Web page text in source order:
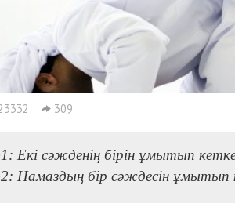
309
Екі сәжденің бірін ұмытып
Намаздың бір сәждесін ұмытып